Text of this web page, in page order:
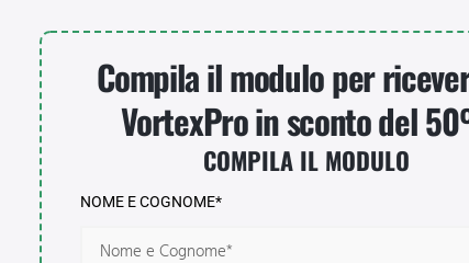
Compila il modulo per
VortexProin sconto del
COMPILA IL MODULO
NOME E COGNOME*